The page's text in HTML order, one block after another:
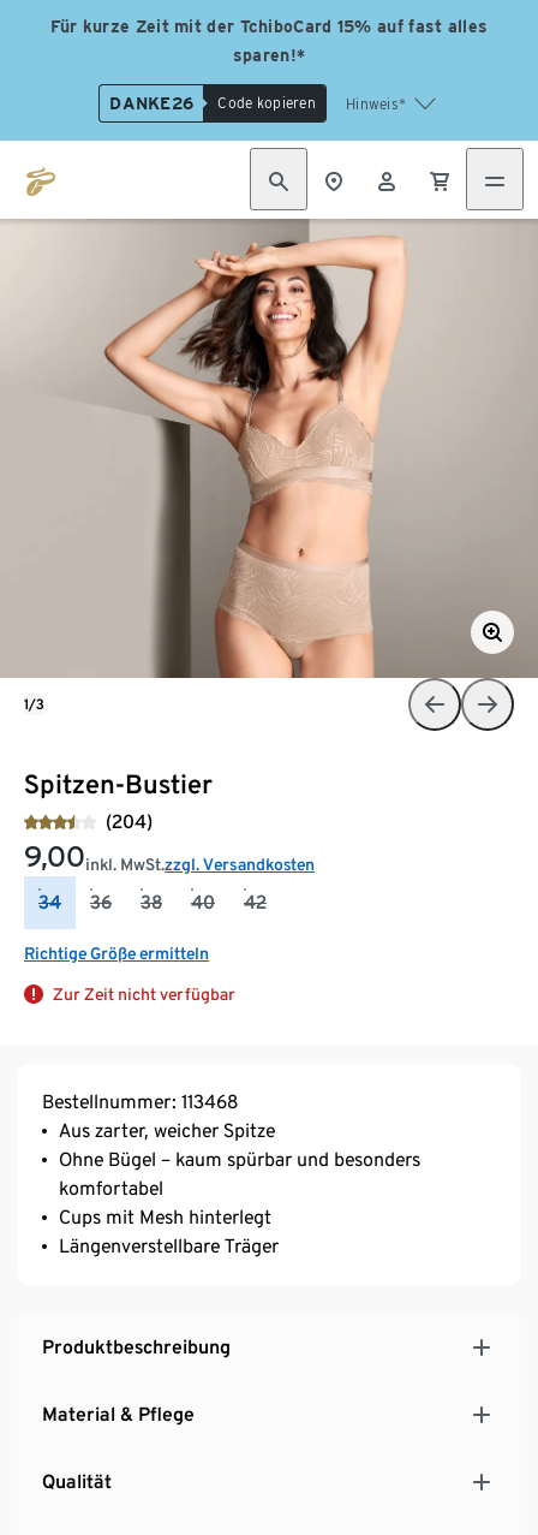
Für kurze Zeit mit der TchiboCard 15% auf fast alles
sparen!*
DANKE26 Code kopieren Hinweis*
Spitzen-Bustier
(204)
9,00inkl. MwSt.zzgl. Versandkosten
34 36 38 40 42
Richtige Größe ermitteln
Zur Zeit nicht verfügbar
1/3
Bestellnummer: 113468
Aus zarter, weicher Spitze
Ohne Bügel – kaum spürbar und besonders
komfortabel
Cups mit Mesh hinterlegt
Längenverstellbare Träger
Produktbeschreibung
Material & Pflege
Qualität